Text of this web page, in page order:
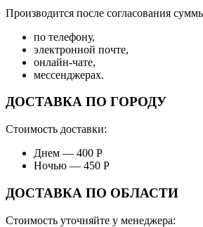
Производится после согласования
по телефону,
электронной почте,
онлайн-чате,
мессенджерах.
ДОСТАВКА ПО ГОРОДУ
Стоимость доставки:
Днем — 400 Р
Ночью — 450 Р
ДОСТАВКА ПО ОБЛАСТИ
Стоимость уточняйте у менеджера: